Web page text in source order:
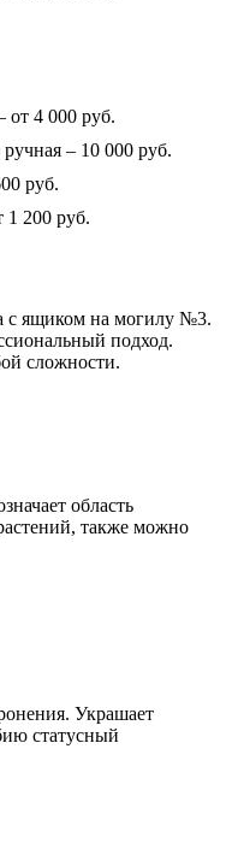
4 000 руб.
– 10 000 руб.
руб.
1 200 руб.
с ящиком на могилу №3.
подход.
сложности.
область
также можно
Украшает
статусный